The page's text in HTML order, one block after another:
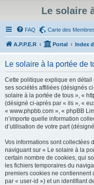
Le solaire
FAQ Carte des Membres
A.P.P.E.R Portal Index
Le solaire à la portée de
Cette politique explique en
ses sociétés affiliées (désignés
solaire à la portée de tous », «
(désigné ci-après par « ils », «
« www.phpbb.com », « phpBB
n’importe quelle information
d’utilisation de votre part
Vos informations sont collectées
naviguant sur « Le solaire à la
certain nombre de cookies, qui
les fichiers temporaires du
premiers cookies ne contiennent
par « user-id ») et un identifiant